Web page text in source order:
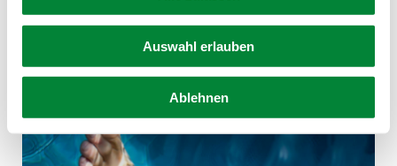
Auswahl erlauben
Ablehnen
Produkte dieses Partners